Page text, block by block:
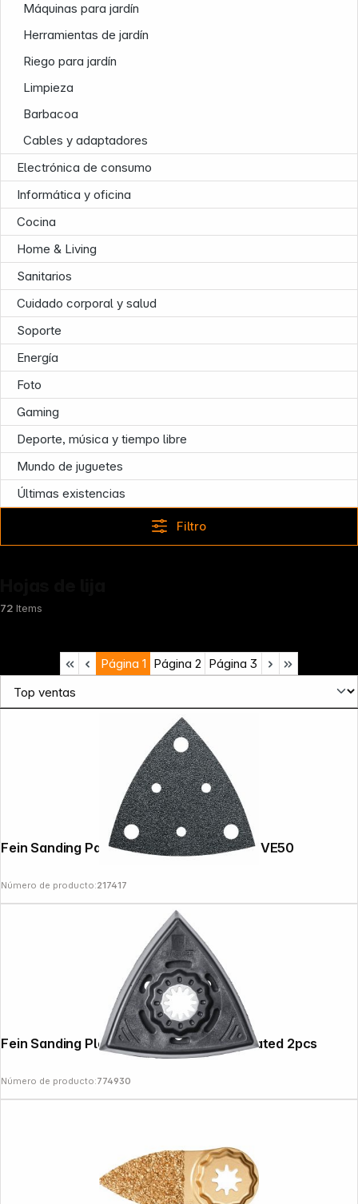
Máquinas para jardín
Herramientas de jardín
Riego para jardín
Limpieza
Barbacoa
Cables y adaptadores
Electrónica de consumo
Informática y oficina
Cocina
Home & Living
Sanitarios
Cuidado corporal y salud
Soporte
Energía
Foto
Gaming
Deporte, música y tiempo libre
Mundo de juguetes
Últimas existencias
Filtro
72 Items
Página 1 Página 2 Página 3
Fein Sanding Pad punched Triangle K180 VE50
Número de producto:217417
Fein Sanding Plates SL 3-corners perforated 2pcs
Número de producto:774930
Infoterminal